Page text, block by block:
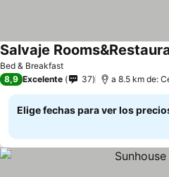
Bed & Breakfast
Salvaje
8,9 Excelente 37 a 8.5 km de:
Elige fechas para ver los